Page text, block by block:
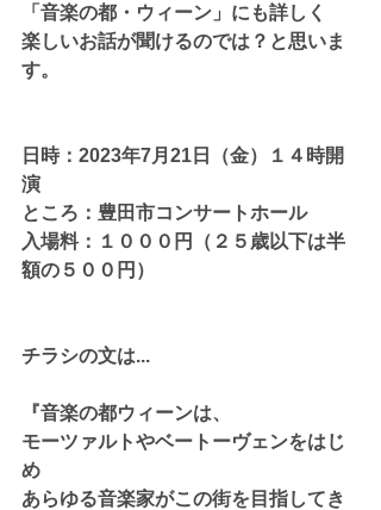
「音楽の都・ウィーン」にも詳しく
楽しいお話が聞けるのでは？と思いま
す。
日時：2023年7月21日（金）１４時開
演
ところ：豊田市コンサートホール
入場料：１０００円（２５歳以下は半
額の５００円）
チラシの文は...
『音楽の都ウィーンは、
モーツァルトやベートーヴェンをはじ
め
あらゆる音楽家がこの街を目指してき